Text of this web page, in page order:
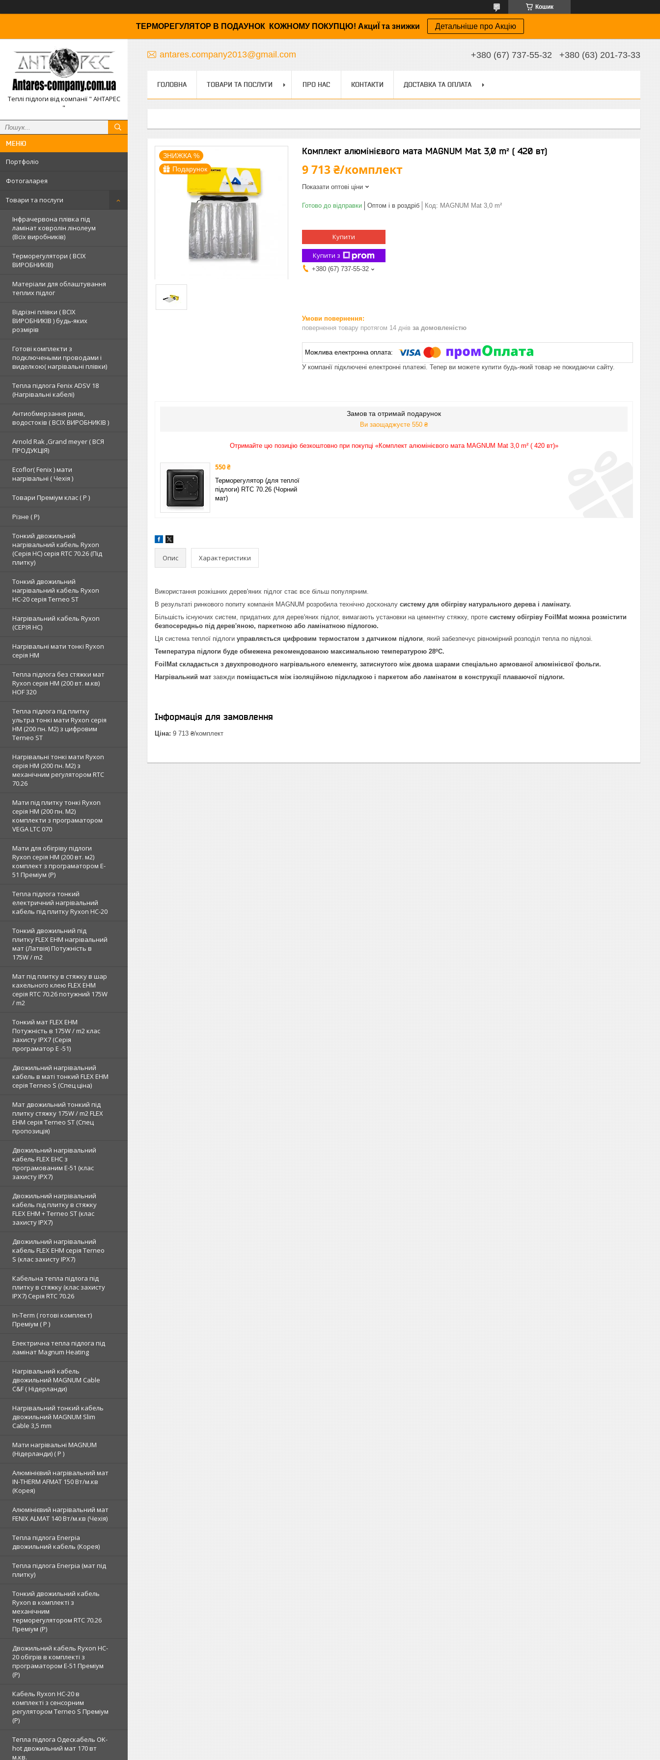
Кошик
ТЕРМОРЕГУЛЯТОР В ПОДАУНОК КОЖНОМУ ПОКУПЦЮ! АкциЇ та знижки Детальніше про Акцію
Теплі підлоги від компанії " АНТАРЕС
"
Портфоліо
Фотогаларея
Товари та послуги
Інфрачервона плівка під
ламінат ковролін лінолеум
(Всіх виробників)
Терморегулятори ( ВСІХ
ВИРОБНИКІВ)
Матеріали для облаштування
теплих підлог
Відрізні плівки ( ВСІХ
ВИРОБНИКІВ ) будь-яких
розмірів
Готові комплекти з
подключеными проводами і
виделкою( нагрівальні плівки)
Тепла підлога Fenix ADSV 18
(Нагрівальні кабелі)
Антиобмерзання ринв,
водостоків ( ВСІХ ВИРОБНИКІВ )
Arnold Rak ,Grand meyer ( ВСЯ
ПРОДУКЦІЯ)
Ecoflor( Fenix ) мати
нагрівальні ( Чехія )
Товари Преміум клас ( Р )
Різне ( Р)
Тонкий двожильний
нагрівальний кабель Ryxon
(Серія НС) серія RTC 70.26 (Під
плитку)
Тонкий двожильний
нагрівальний кабель Ryxon
HC-20 серія Terneo ST
Нагрівальний кабель Ryxon
(СЕРІЯ НС)
Нагрівальні мати тонкі Ryxon
серія НМ
Тепла підлога без стяжки мат
Ryxon серія НМ (200 вт. м.кв)
HOF 320
Тепла підлога під плитку
ультра тонкі мати Ryxon серія
НМ (200 пн. М2) з цифровим
Terneo ST
Нагрівальні тонкі мати Ryxon
серія НМ (200 пн. М2) з
механічним регулятором RTC
70.26
Мати під плитку тонкі Ryxon
серія НМ (200 пн. М2)
комплекти з програматором
VEGA LTC 070
Мати для обігріву підлоги
Ryxon серія НМ (200 вт. м2)
комплект з програматором E-
51 Преміум (Р)
Тепла підлога тонкий
електричний нагрівальний
кабель під плитку Ryxon HC-20
Тонкий двожильний під
плитку FLEX EHM нагрівальний
мат (Латвія) Потужність в
175W / m2
Мат під плитку в стяжку в шар
кахельного клею FLEX EHM
серія RTC 70.26 потужний 175W
/ m2
Тонкий мат FLEX EHM
Потужність в 175W / m2 клас
захисту IPX7 (Серія
програматор Е -51)
Двожильний нагрівальний
кабель в маті тонкий FLEX EHM
серія Terneo S (Спец ціна)
Мат двожильний тонкий під
плитку стяжку 175W / m2 FLEX
EHM серія Terneo SТ (Спец
пропозиція)
Двожильний нагрівальний
кабель FLEX EHС з
програмованим E-51 (клас
захисту IPX7)
Двожильний нагрівальний
кабель під плитку в стяжку
FLEX EHM + Terneo ST (клас
захисту IPX7)
Двожильний нагрівальний
кабель FLEX EHM серія Terneo
S (клас захисту IPX7)
Кабельна тепла підлога під
плитку в стяжку (клас захисту
IPX7) Серія RTC 70.26
In-Term ( готові комплект)
Преміум ( Р )
Електрична тепла підлога під
ламінат Magnum Heating
Нагрівальний кабель
двожильний MAGNUM Cable
C&F ( Нідерланди)
Нагрівальний тонкий кабель
двожильний MAGNUM Slim
Cable 3,5 mm
Мати нагрівальні MAGNUM
(Нідерланди) ( Р )
Алюмінієвий нагрівальний мат
IN-THERM AFMAT 150 Вт/м.кв
(Корея)
Алюмінієвий нагрівальний мат
FENIX ALMAT 140 Вт/м.кв (Чехія)
Тепла підлога Enerpia
двожильний кабель (Корея)
Тепла підлога Enerpia (мат під
плитку)
Тонкий двожильний кабель
Ryxon в комплекті з
механічним
терморегулятором RTC 70.26
Преміум (Р)
Двожильний кабель Ryxon HC-
20 обігрів в комплекті з
програматором E-51 Преміум
(Р)
Кабель Ryxon HC-20 в
комплекті з сенсорним
регулятором Terneo S Преміум
(Р)
Тепла підлога Одескабель OK-
hot двожильний мат 170 вт
м.кв.
antares.company2013@gmail.com +380 (67) 737-55-32 +380 (63) 201-73-33
ГОЛОВНА ТОВАРИ ТА ПОСЛУГИ ПРО НАС КОНТАКТИ ДОСТАВКА ТА ОПЛАТА
Подарунок
ЗНИЖКА % Комплект алюмінієвого мата MAGNUM Mat 3,0 m² ( 420 вт)
9 713 ₴/комплект
Показати оптові ціни
Готово до відправки Оптом і в роздріб Код: MAGNUM Mat 3,0 m²
Купити
Купити з
+380 (67) 737-55-32
повернення товару протягом 14 днів за домовленістю
У компанії підключені електронні платежі. Тепер ви можете купити будь-який товар не покидаючи сайту.
Замов та отримай подарунок
Ви заощаджуєте 550 ₴
Отримайте цю позицію безкоштовно при покупці «Комплект алюмінієвого мата MAGNUM Mat 3,0 m² ( 420 вт)»
550 ₴
Терморегулятор (для теплої
підлоги) RTC 70.26 (Чорний
мат)
Опис Характеристики
Використання розкішних дерев'яних підлог стає все більш популярним.
В результаті ринкового попиту компанія MAGNUM розробила технічно досконалу систему для обігріву натурального дерева і ламінату.
Більшість існуючих систем, придатних для дерев'яних підлог, вимагають установки на цементну стяжку, проте систему обігріву FoilMat можна розмістити
безпосередньо під дерев'яною, паркетною або ламінатною підлогою.
Ця система теплої підлоги управляється цифровим термостатом з датчиком підлоги, який забезпечує рівномірний розподіл тепла по підлозі.
Температура підлоги буде обмежена рекомендованою максимальною температурою 28ºC.
FoilMat складається з двухпроводного нагрівального елементу, затиснутого між двома шарами спеціально армованої алюмінієвої фольги.
Нагрівальний мат завжди поміщається між ізоляційною підкладкою і паркетом або ламінатом в конструкції плаваючої підлоги.
Інформація для замовлення
Ціна: 9 713 ₴/комплект